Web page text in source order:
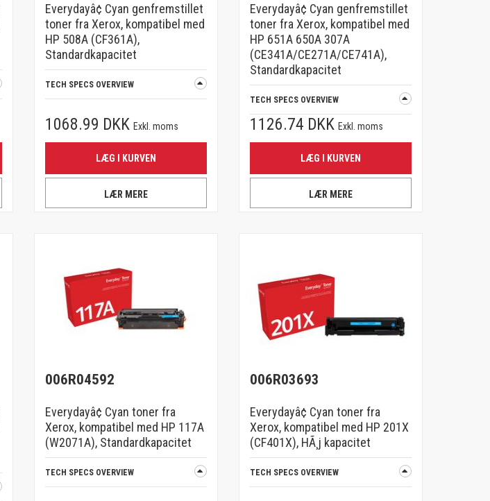
Everydayâ¢ Cyan genfremstillet
toner fra Xerox, kompatibel med
HP 508A (CF361A),
Standardkapacitet
TECH SPECS OVERVIEW
1068.99 DKK Exkl. moms
LÆG I KURVEN
LÆR MERE
Everydayâ¢ Cyan genfremstillet
toner fra Xerox, kompatibel med
HP 651A 650A 307A
(CE341A/CE271A/CE741A),
Standardkapacitet
TECH SPECS OVERVIEW
1126.74 DKK Exkl. moms
LÆG I KURVEN
LÆR MERE
006R04592
Everydayâ¢ Cyan toner fra
Xerox, kompatibel med HP 117A
(W2071A), Standardkapacitet
TECH SPECS OVERVIEW
006R03693
Everydayâ¢ Cyan toner fra
Xerox, kompatibel med HP 201X
(CF401X), HÃ¸j kapacitet
TECH SPECS OVERVIEW